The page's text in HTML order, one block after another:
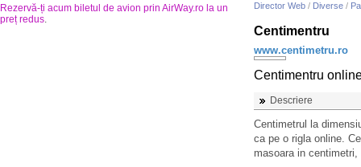
Rezervă-ți acum biletul de avion prin AirWay.ro la un
preț redus.
Director Web / Diverse /
Centimentru
www.centimetru.ro
Centimentru
Descriere
Centimetrul la
ca pe o rigla online.
masoara in centimetri,